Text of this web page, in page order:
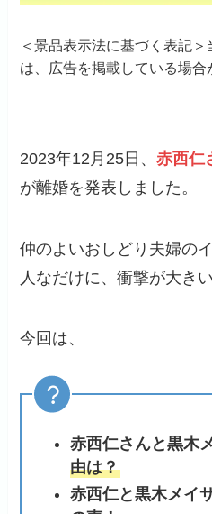
＜景品表示法に基づく表記
は、広告を掲載している場合
2023年12月25日、赤西仁
が離婚を発表しました。
仲のよいおしどり夫婦の
人なだけに、衝撃が大き
今回は、
赤西仁さんと黒木
由は？
赤西仁と黒木メイ